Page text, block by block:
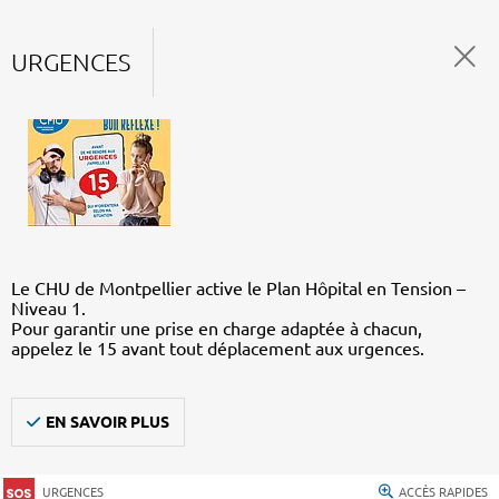
URGENCES
Le CHU de Montpellier active le Plan Hôpital en Tension –
Niveau 1.
Pour garantir une prise en charge adaptée à chacun,
appelez le 15 avant tout déplacement aux urgences.
EN SAVOIR PLUS
URGENCES ACCÈS RAPIDES